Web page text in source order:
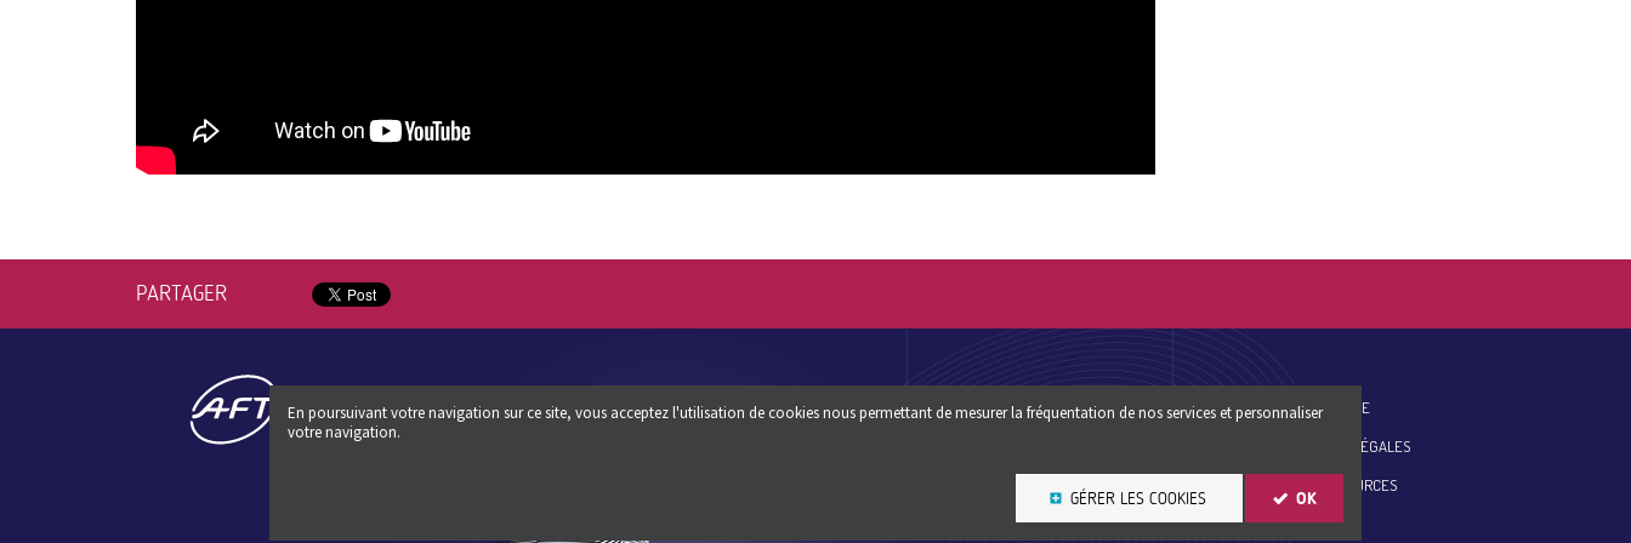
PARTAGER
Une question ? un conseil :
Footer
QUI SOMMES-NOUS
NEWSLETTER
PLAN DU SITE
MENTIONS LÉGALES
SITE RESSOURCES
En poursuivant votre navigation sur ce site, vous acceptez l'utilisation de cookies nous permettant de mesurer la fréquentation de nos services et personnaliser
votre navigation.
GÉRER LES COOKIES OK